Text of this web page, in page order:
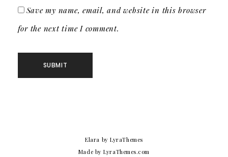
Save my name, email, and website in this browser
for the next time I comment.
Elara by LyraThemes
Made byLyraThemes.com